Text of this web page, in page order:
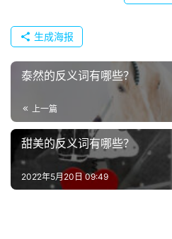
网
络
词
电
影
台
生成海报
泰然的反义词有哪些？
上一篇
甜美的反义词有哪些？
2022年5月20日 09:49